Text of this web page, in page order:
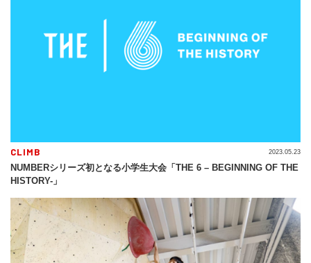
CLIMB
NUMBERシリーズ初となる小学生大会「THE 6 – BEGINNING OF THE
HISTORY-」
2023.05.23